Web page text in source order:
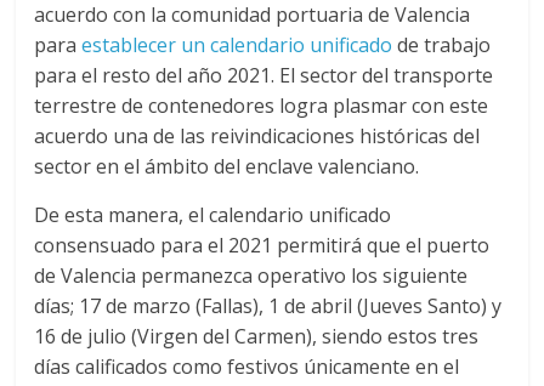
n
a
–
T
r
acuerdo con la comunidad portuaria de Valencia
paraestablecer un calendario unificadode trabajo
para el resto del año 2021. El sector del transporte
terrestre de contenedores logra plasmar con este
acuerdo una de las reivindicaciones históricas del
sector en el ámbito del enclave valenciano.
De esta manera, el calendario unificado
consensuado para el 2021 permitirá que el puerto
de Valencia permanezca operativo los siguiente
días; 17 de marzo (Fallas), 1 de abril (Jueves Santo) y
16 de julio (Virgen del Carmen), siendo estos tres
días calificados como festivos únicamente en el